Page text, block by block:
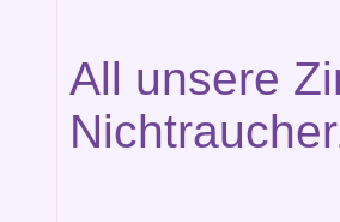
All unsere